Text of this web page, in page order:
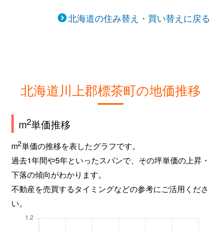
北海道の住み替え・買い替えに戻る
北海道川上郡標茶町の地価推移
m2単価推移
m2単価の推移を表したグラフです。
過去1年間や5年といったスパンで、その坪単価の上昇・
下落の傾向がわかります。
不動産を売買するタイミングなどの参考にご活用くださ
い。